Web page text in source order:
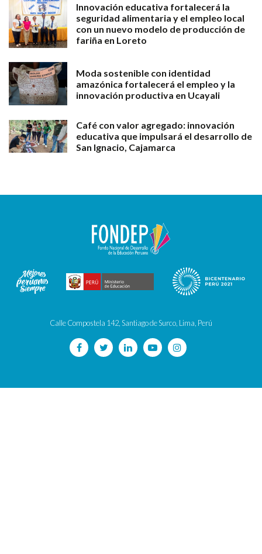
Innovación educativa fortalecerá la
seguridad alimentaria y el empleo local
con un nuevo modelo de producción de
fariña en Loreto
Moda sostenible con identidad
amazónica fortalecerá el empleo y la
innovación productiva en Ucayali
Café con valor agregado: innovación
educativa que impulsará el desarrollo de
San Ignacio, Cajamarca
Calle Compostela 142, Santiago de Surco, Lima, Perú